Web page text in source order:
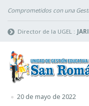
Comprometidos con una
Director de la UGEL :
20 de mayo de 2022